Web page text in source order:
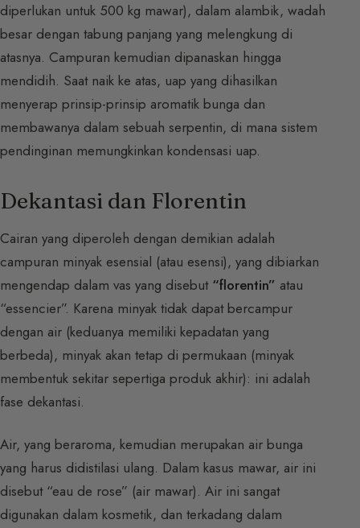
diperlukan untuk 500 kg mawar), dalam alambik, wadah
besar dengan tabung panjang yang melengkung di
atasnya. Campuran kemudian dipanaskan hingga
mendidih. Saat naik ke atas, uap yang dihasilkan
menyerap prinsip-prinsip aromatik bunga dan
membawanya dalam sebuah serpentin, di mana sistem
pendinginan memungkinkan kondensasi uap.
Dekantasi dan Florentin
Cairan yang diperoleh dengan demikian adalah
campuran minyak esensial (atau esensi), yang dibiarkan
mengendap dalam vas yang disebut “florentin” atau
“essencier”. Karena minyak tidak dapat bercampur
dengan air (keduanya memiliki kepadatan yang
berbeda), minyak akan tetap di permukaan (minyak
membentuk sekitar sepertiga produk akhir): ini adalah
fase dekantasi.
Air, yang beraroma, kemudian merupakan air bunga
yang harus didistilasi ulang. Dalam kasus mawar, air ini
disebut “eau de rose” (air mawar). Air ini sangat
digunakan dalam kosmetik, dan terkadang dalam